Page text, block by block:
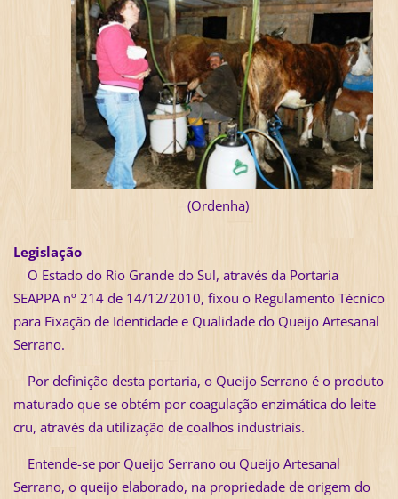
(Ordenha)
Legislação
O Estado do Rio Grande do Sul, através da Portaria
SEAPPA nº 214 de 14/12/2010, fixou o Regulamento Técnico
para Fixação de Identidade e Qualidade do Queijo Artesanal
Serrano.
Por definição desta portaria, o Queijo Serrano é o produto
maturado que se obtém por coagulação enzimática do leite
cru, através da utilização de coalhos industriais.
Entende-se por Queijo Serrano ou Queijo Artesanal
Serrano, o queijo elaborado, na propriedade de origem do